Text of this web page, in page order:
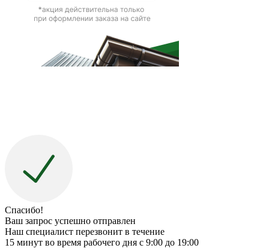
Спасибо!
Ваш запрос успешно отправлен
Наш специалист перезвонит в течение
15 минут во время рабочего дня с 9:00 до 19:00